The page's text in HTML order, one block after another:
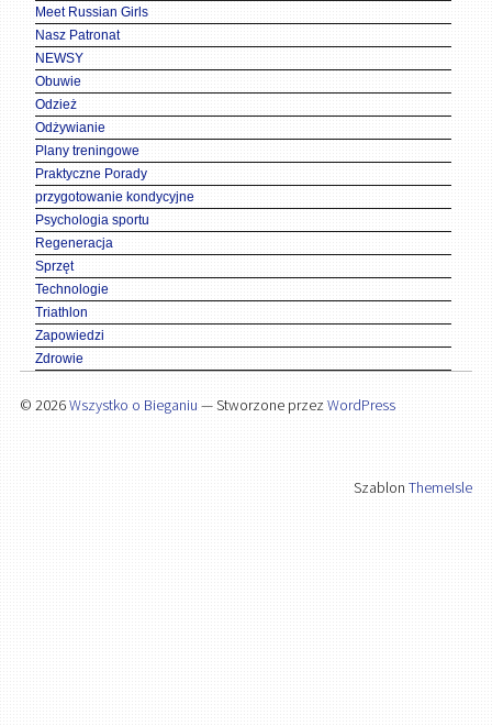
Meet Russian Girls
Nasz Patronat
NEWSY
Obuwie
Odzież
Odżywianie
Plany treningowe
Praktyczne Porady
przygotowanie kondycyjne
Psychologia sportu
Regeneracja
Sprzęt
Technologie
Triathlon
Zapowiedzi
Zdrowie
© 2026Wszystko o Bieganiu — Stworzone przez WordPress
SzablonThemeIsle